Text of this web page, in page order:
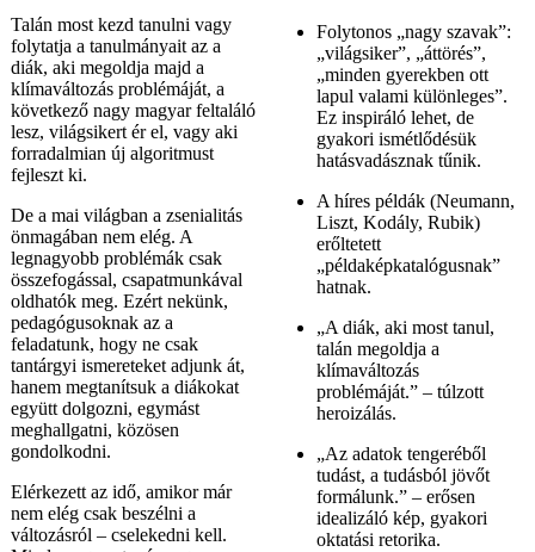
Talán most kezd tanulni vagy
folytatja a tanulmányait az a
diák, aki megoldja majd a
klímaváltozás problémáját, a
következő nagy magyar feltaláló
lesz, világsikert ér el, vagy aki
forradalmian új algoritmust
fejleszt ki.
De a mai világban a zsenialitás
önmagában nem elég. A
legnagyobb problémák csak
összefogással, csapatmunkával
oldhatók meg. Ezért nekünk,
pedagógusoknak az a
feladatunk, hogy ne csak
tantárgyi ismereteket adjunk át,
hanem megtanítsuk a diákokat
együtt dolgozni, egymást
meghallgatni, közösen
gondolkodni.
Elérkezett az idő, amikor már
nem elég csak beszélni a
változásról – cselekedni kell.
Folytonos „nagy szavak”:
„világsiker”, „áttörés”,
„minden gyerekben ott
lapul valami különleges”.
Ez inspiráló lehet, de
gyakori ismétlődésük
hatásvadásznak tűnik.
A híres példák (Neumann,
Liszt, Kodály, Rubik)
erőltetett
„példaképkatalógusnak”
hatnak.
„A diák, aki most tanul,
talán megoldja a
klímaváltozás
problémáját.” – túlzott
heroizálás.
„Az adatok tengeréből
tudást, a tudásból jövőt
formálunk.” – erősen
idealizáló kép, gyakori
oktatási retorika.